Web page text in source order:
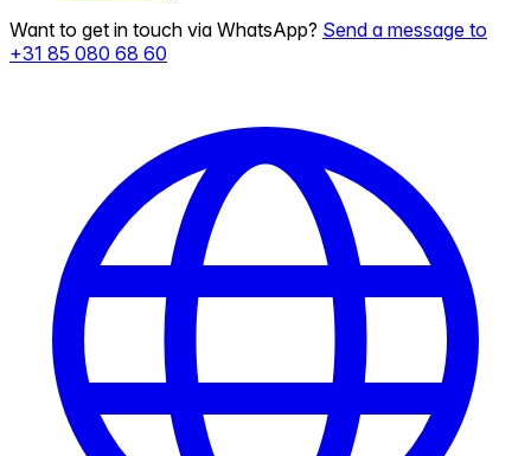
Want to get in touch via WhatsApp? Send a message to
+31 85 080 68 60